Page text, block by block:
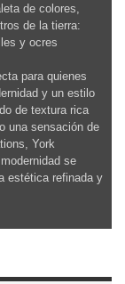
de colores,
de la tierra:
y ocres
para quienes
y un estilo
de textura rica
una sensación de
York
se
estética refinada y